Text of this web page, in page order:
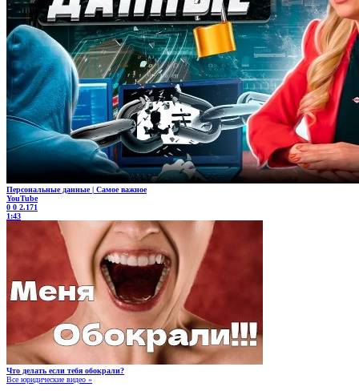
Персональные данные | Самое важное
YouTube
0 0 2.171
1:43
Что делать если тебя обокрали?
Все юридические видео »